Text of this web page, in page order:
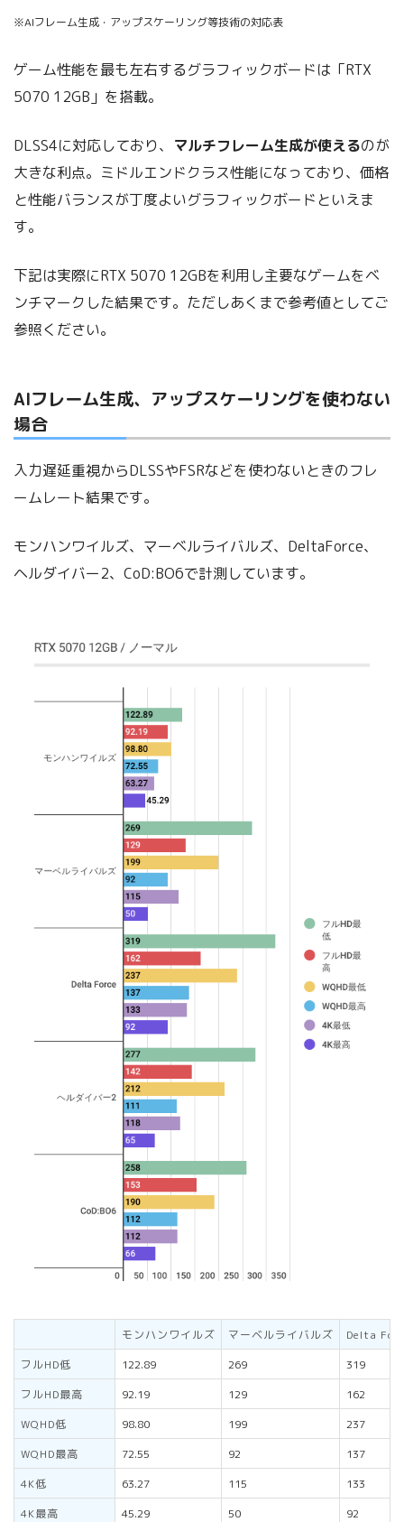
※AIフレーム生成・アップスケーリング等技術の対応表
ゲーム性能を最も左右するグラフィックボードは「RTX
5070 12GB」を搭載。
DLSS4に対応しており、 マルチフレーム生成が使えるのが
大きな利点。ミドルエンドクラス性能になっており、価格
と性能バランスが丁度よいグラフィックボードといえま
す。
下記は実際にRTX 5070 12GBを利用し主要なゲームをベ
ンチマークした結果です。ただしあくまで参考値としてご
参照ください。
AIフレーム生成、アップスケーリングを使わない
場合
入力遅延重視からDLSSやFSRなどを使わないときのフレ
ームレート結果です。
モンハンワイルズ、マーベルライバルズ、DeltaForce、
ヘルダイバー2、CoD:BO6で計測しています。
モンハンワイルズ マーベルライバルズ
Delta
フルHD低
122.89 269
319
フルHD最高
92.19 129
162
WQHD低
98.80 199
237
WQHD最高
72.55 92
137
4K低
63.27 115
133
4K最高
45.29 50 92